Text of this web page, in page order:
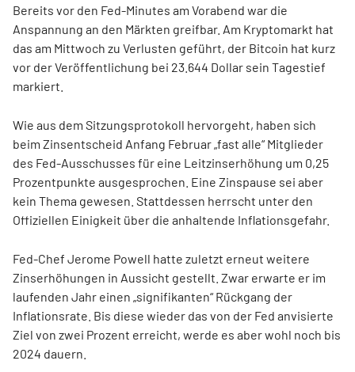
Bereits vor den Fed-Minutes am Vorabend war die
Anspannung an den Märkten greifbar. Am Kryptomarkt hat
das am Mittwoch zu Verlusten geführt, der Bitcoin hat kurz
vor der Veröffentlichung bei 23.644 Dollar sein Tagestief
markiert.
Wie aus dem Sitzungsprotokoll hervorgeht, haben sich
beim Zinsentscheid Anfang Februar „fast alle“ Mitglieder
des Fed-Ausschusses für eine Leitzinserhöhung um 0,25
Prozentpunkte ausgesprochen. Eine Zinspause sei aber
kein Thema gewesen. Stattdessen herrscht unter den
Offiziellen Einigkeit über die anhaltende Inflationsgefahr.
Fed-Chef Jerome Powell hatte zuletzt erneut weitere
Zinserhöhungen in Aussicht gestellt. Zwar erwarte er im
laufenden Jahr einen „signifikanten“ Rückgang der
Inflationsrate. Bis diese wieder das von der Fed anvisierte
Ziel von zwei Prozent erreicht, werde es aber wohl noch bis
2024 dauern.